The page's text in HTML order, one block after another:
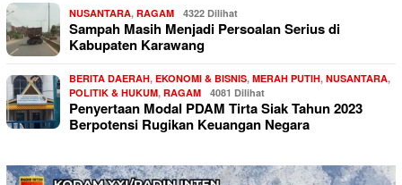
NUSANTARA, RAGAM 4322 Dilihat
Sampah Masih Menjadi Persoalan Serius di
Kabupaten Karawang
BERITA DAERAH, EKONOMI & BISNIS, MERAH PUTIH, NUSANTARA,
POLITIK & HUKUM, RAGAM 4081 Dilihat
Penyertaan Modal PDAM Tirta Siak Tahun 2023
Berpotensi Rugikan Keuangan Negara